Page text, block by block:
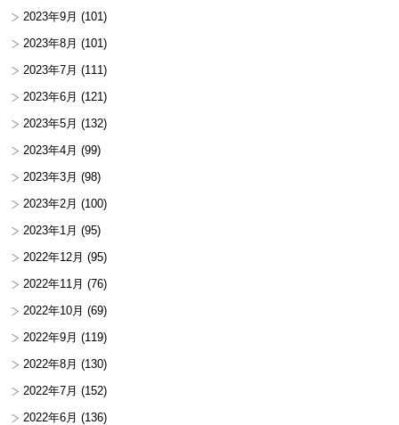
2023年9月 (101)
2023年8月 (101)
2023年7月 (111)
2023年6月 (121)
2023年5月 (132)
2023年4月 (99)
2023年3月 (98)
2023年2月 (100)
2023年1月 (95)
2022年12月 (95)
2022年11月 (76)
2022年10月 (69)
2022年9月 (119)
2022年8月 (130)
2022年7月 (152)
2022年6月 (136)